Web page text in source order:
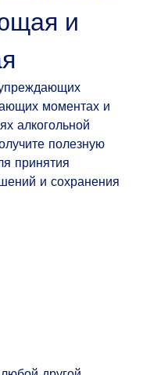
и
моментах и
алкогольной
полезную
принятия
и сохранения